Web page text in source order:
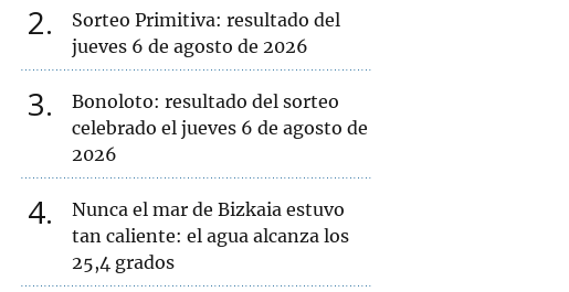
2
Sorteo Primitiva: resultado del
jueves 6 de agosto de 2026
3
Bonoloto: resultado del sorteo
celebrado el jueves 6 de agosto de
2026
4
Nunca el mar de Bizkaia estuvo
tan caliente: el agua alcanza los
25,4 grados